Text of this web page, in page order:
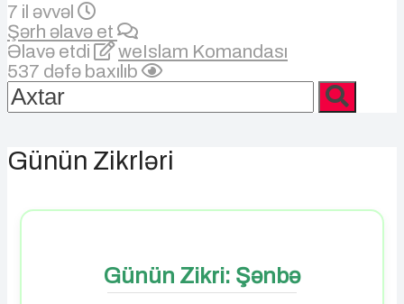
7 il əvvəl
Şərh əlavə et
Əlavə etdi
weIslam Komandası
537 dəfə baxılıb
Günün Zikrləri
Günün Zikri: Şənbə